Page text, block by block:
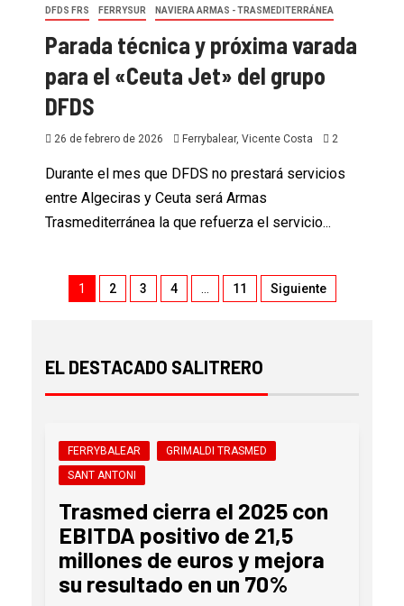
DFDS FRS FERRYSUR NAVIERA ARMAS - TRASMEDITERRÁNEA
Parada técnica y próxima varada
para el «Ceuta Jet» del grupo
DFDS
26 de febrero de 2026 Ferrybalear, Vicente Costa 2
Durante el mes que DFDS no prestará servicios
entre Algeciras y Ceuta será Armas
Trasmediterránea la que refuerza el servicio...
1 2 3 4 11 Siguiente
EL DESTACADO SALITRERO
FERRYBALEAR
GRIMALDI TRASMED
SANT ANTONI
Trasmed cierra el 2025 con
EBITDA positivo de 21,5
millones de euros y mejora
su resultado en un 70%